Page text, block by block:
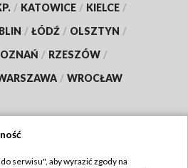
/ KATOWICE / KIELCE /
/ ŁÓDŹ / OLSZTYN /
/ RZESZÓW /
/ WROCŁAW
serwisu", aby wyrazić zgody na